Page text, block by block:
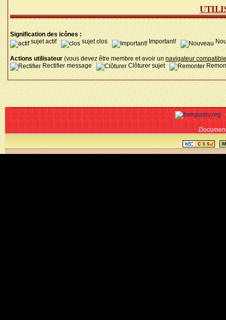
Signification des icônes :
sujet actif
sujet clos Important!
Actions utilisateur (vous devez être membre et avoir unnavigateur
Rectifier message
Clôturer sujet